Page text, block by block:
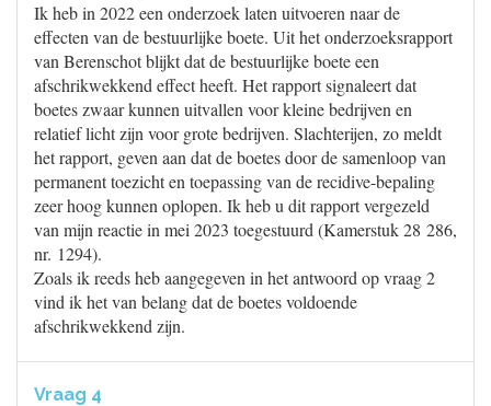
Ik heb in 2022 een onderzoek laten uitvoeren naar de
effecten van de bestuurlijke boete. Uit het onderzoeksrapport
van Berenschot blijkt dat de bestuurlijke boete een
afschrikwekkend effect heeft. Het rapport signaleert dat
boetes zwaar kunnen uitvallen voor kleine bedrijven en
relatief licht zijn voor grote bedrijven. Slachterijen, zo meldt
het rapport, geven aan dat de boetes door de samenloop van
permanent toezicht en toepassing van de recidive-bepaling
zeer hoog kunnen oplopen. Ik heb u dit rapport vergezeld
van mijn reactie in mei 2023 toegestuurd (Kamerstuk 28 286,
nr. 1294).
Zoals ik reeds heb aangegeven in het antwoord op vraag 2
vind ik het van belang dat de boetes voldoende
afschrikwekkend zijn.
Vraag 4